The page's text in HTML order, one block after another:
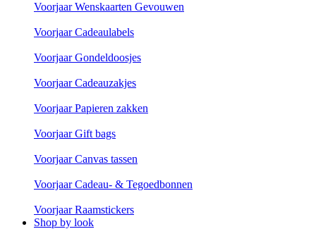
Voorjaar Wenskaarten Gevouwen
Voorjaar Cadeaulabels
Voorjaar Gondeldoosjes
Voorjaar Cadeauzakjes
Voorjaar Papieren zakken
Voorjaar Gift bags
Voorjaar Canvas tassen
Voorjaar Cadeau- & Tegoedbonnen
Voorjaar Raamstickers
Shop by look